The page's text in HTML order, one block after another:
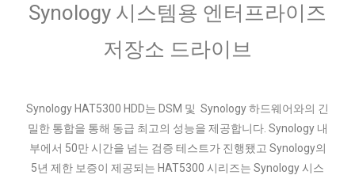
Synology 시스템용 엔터프라이즈
저장소 드라이브
Synology HAT5300 HDD는 DSM 및 Synology 하드웨어와의 긴
밀한 통합을 통해 동급 최고의 성능을 제공합니다. Synology 내
부에서 50만 시간을 넘는 검증 테스트가 진행됐고 Synology의
5년 제한 보증이 제공되는 HAT5300 시리즈는 Synology 시스